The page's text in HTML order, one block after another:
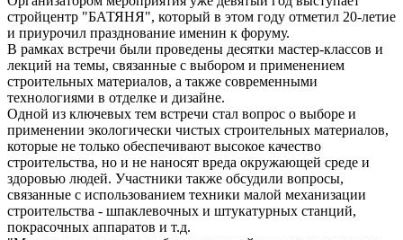
стройцентр "БАТЯНЯ", который в этом году отметил 20-летие
и приурочил празднование именин к форуму.
В рамках встречи были проведены десятки мастер-классов и
лекций на темы, связанные с выбором и применением
строительных материалов, а также современными
технологиями в отделке и дизайне.
Одной из ключевых тем встречи стал вопрос о выборе и
применении экологически чистых строительных материалов,
которые не только обеспечивают высокое качество
строительства, но и не наносят вреда окружающей среде и
здоровью людей. Участники также обсудили вопросы,
связанные с использованием техники малой механизации
строительства - шпаклевочных и штукатурных станций,
покрасочных аппаратов и т.д.